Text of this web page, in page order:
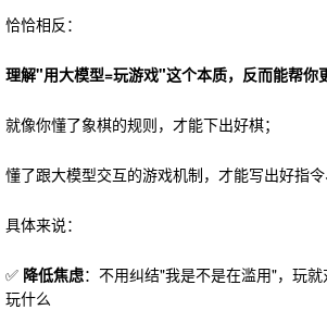
恰恰相反：
理解"用大模型=玩游戏"这个本质，反而能帮你
就像你懂了象棋的规则，才能下出好棋；
懂了跟大模型交互的游戏机制，才能写出好指令
具体来说：
✅ 降低焦虑：不用纠结"我是不是在滥用"，玩
玩什么